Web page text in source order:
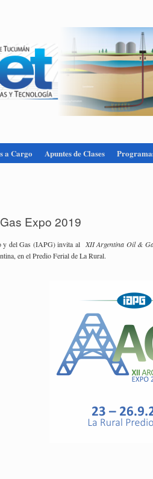
a Cargo Apuntes de Clases
Expo 2019
y del Gas (IAPG) in­vi­ta al XII Ar­gen­ti­na Oil &
en el Pre­dio Fe­rial de La Rural.